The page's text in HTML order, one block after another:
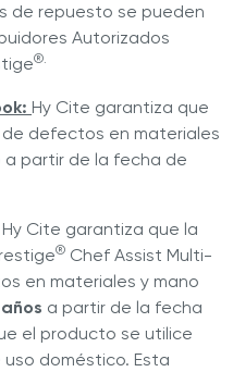
de repuesto se pueden
Autorizados
®.
Hy Cite garantiza que
defectos en materiales
a partir de la fecha de
Hy Cite garantiza que la
® Chef Assist Multi-
en materiales y mano
a partir de la fecha
el producto se utilice
doméstico. Esta